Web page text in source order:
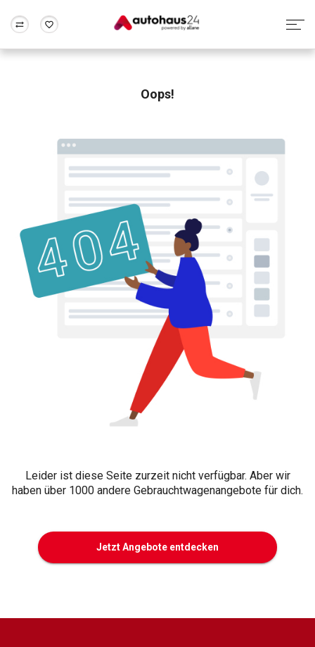
Rund um die Inzahlungnahme
Oops!
Leider ist diese Seite zurzeit nicht verfügbar. Aber wir
haben über 1000 andere Gebrauchtwagenangebote für dich.
Jetzt Angebote entdecken